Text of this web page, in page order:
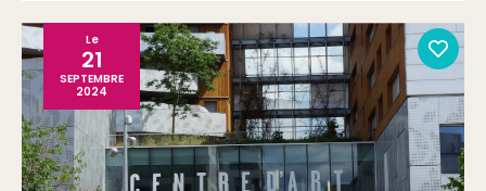
Le
21
SEPTEMBRE
2024